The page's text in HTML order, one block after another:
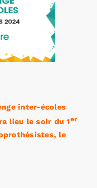
inter-écoles
lieu le soir du 1er
le